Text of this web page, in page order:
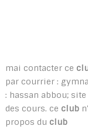
mai contacter ce
par courrier :
: hassan abbou;
des cours. ce club
propos du club